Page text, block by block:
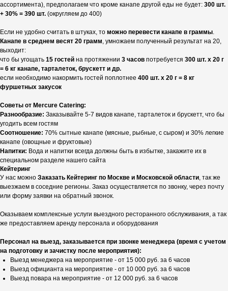
ассортимента), предполагаем что кроме канапе другой еды не будет: 300 шт.
+ 30% = 390 шт. (округляем до 400)
Если не удобно считать в штуках, то можно перевести канапе в граммы.
Канапе в среднем весят 20 грамм, умножаем полученный результат на 20,
выходит:
что бы угощать 15 гостей на протяжении 3 часов потребуется 300 шт. х 20 г
= 6 кг канапе, тарталеток, брускетт и др.
если необходимо накормить гостей поплотнее 400 шт. х 20 г = 8 кг
фуршетных закусок
Советы от Mercure Catering:
Разнообразие: Заказывайте 5-7 видов канапе, тарталеток и брускетт, что бы
угодить всем гостям
Соотношение: 70% сытные канапе (мясные, рыбные, с сыром) и 30% легкие
канапе (овощные и фруктовые)
Напитки: Вода и напитки всегда должны быть в избытке, закажите их в
специальном разделе нашего сайта
Кейтеринг
У нас можно Заказать Кейтеринг по Москве и Московской области, так же
выезжаем в соседние регионы. Заказ осуществляется по звонку, через почту
или форму заявки на обратный звонок.
Оказываем комплексные услуги выездного ресторанного обслуживания, а так
же предоставляем аренду персонала и оборудования
Персонал на выезд, заказывается при звонке менеджера (время с учетом
на подготовку и зачистку после мероприятия):
Выезд менеджера на мероприятие - от 15 000 руб. за 6 часов
Выезд официанта на мероприятие - от 10 000 руб. за 6 часов
Выезд повара на мероприятие - от 12 000 руб. за 6 часов